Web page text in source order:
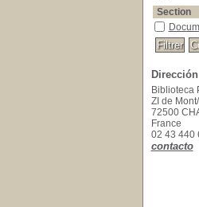
Section
Dirección
Biblioteca
ZI de
72500
France
02 43 440
contacto